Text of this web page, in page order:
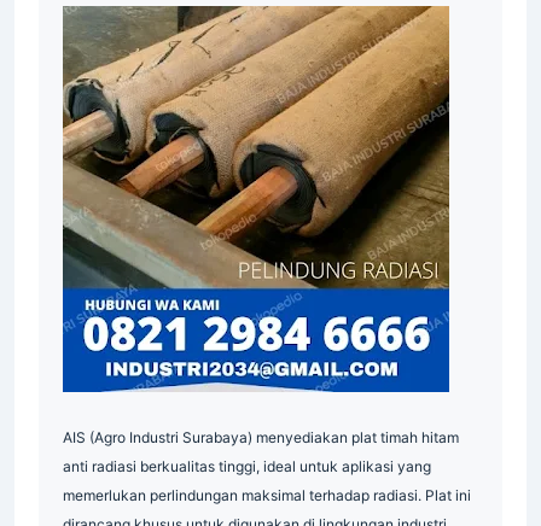
Supplier
AIS (Agro Industri Surabaya) menyediakan plat timah hitam
anti radiasi berkualitas tinggi, ideal untuk aplikasi yang
memerlukan perlindungan maksimal terhadap radiasi. Plat ini